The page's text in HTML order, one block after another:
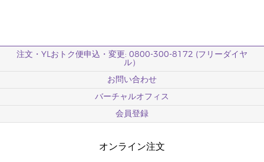
注文・YLおトク便申込・変更: 0800-300-8172 (フリーダイヤ
ル）
お問い合わせ
バーチャルオフィス
会員登録
オンライン注文